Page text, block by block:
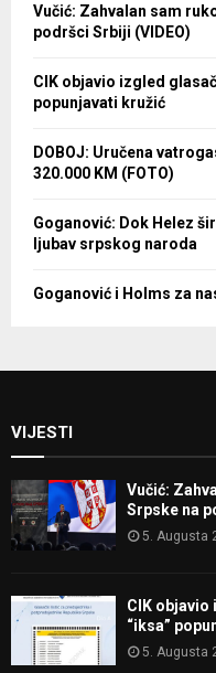
Vučić: Zahvalan sam
podršci Srbiji (VIDEO)
CIK objavio izgled
popunjavati kružić
DOBOJ: Uručena
320.000 KM (FOTO)
Goganović: Dok Helez
ljubav srpskog naroda
Goganović i Holms za
VIJESTI
Vučić:
Srpske na
5. Augusta
CIK
“iksa”
5. Augusta